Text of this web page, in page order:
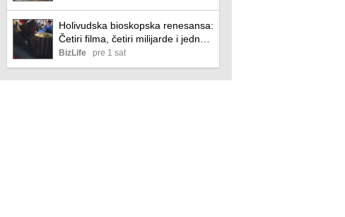
Holivudska bioskopska renesansa:
Četiri filma, četiri milijarde i jedna
velika poruka
BizLife pre 1 sat